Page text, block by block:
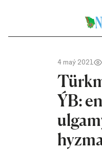
4 maý 2021
ÝB: